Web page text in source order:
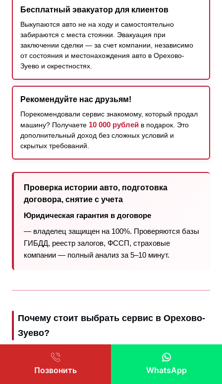
Бесплатный эвакуатор для клиентов
Выкупаются авто не на ходу и самостоятельно
забираются с места стоянки. Эвакуация при
заключении сделки — за счет компании, независимо
от состояния и местонахождения авто в Орехово-
Зуево и окрестностях.
Рекомендуйте нас друзьям!
Порекомендовали сервис знакомому, который продал
машину? Получаете 10 000 рублей в подарок. Это
дополнительный доход без сложных условий и
скрытых требований.
Проверка истории авто, подготовка
договора, снятие с учета
Юридическая гарантия в договоре
— владелец защищен на 100%. Проверяются базы
ГИБДД, реестр залогов, ФССП, страховые
компании — полный анализ за 5–10 минут.
Почему стоит выбрать сервис в Орехово-
Зуево?
Продать авто в Орехово-Зуево дорого, продать
машину Орехово-Зуево
самостоятельно — длительный
и трудоемкий процесс. Рынок покупателей ограничен,
Позвонить WhatsApp